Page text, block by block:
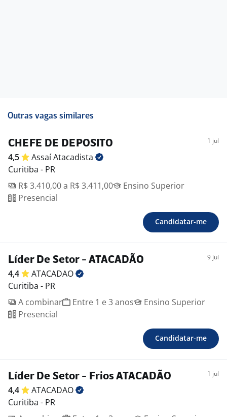
Outras vagas similares
CHEFE DE DEPOSITO 1 jul
4,5 AssaíAtacadista
Curitiba - PR
R$ 3.410,00 a R$ 3.411,00
Ensino Superior
Presencial
Candidatar-me
Líder De Setor - ATACADÃO 9 jul
4,4
ATACADAO
Curitiba - PR
A combinar
Entre 1 e 3 anos
Ensino Superior
Presencial
Candidatar-me
Líder De Setor - Frios ATACADÃO 1 jul
4,4
ATACADAO
Curitiba - PR